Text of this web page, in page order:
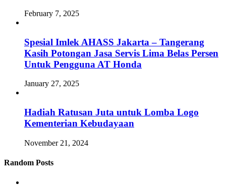
February 7, 2025
Spesial Imlek AHASS Jakarta – Tangerang
Kasih Potongan Jasa Servis Lima Belas Persen
Untuk Pengguna AT Honda
January 27, 2025
Hadiah Ratusan Juta untuk Lomba Logo
Kementerian Kebudayaan
November 21, 2024
Random Posts